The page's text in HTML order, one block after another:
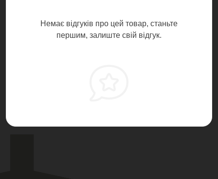
Немає відгуків про цей товар, станьте
першим, залиште свій відгук.